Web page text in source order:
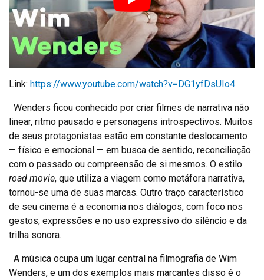
Link: https://www.youtube.com/watch?v=DG1yfDsUIo4
Wenders ficou conhecido por criar filmes de narrativa não
linear, ritmo pausado e personagens introspectivos. Muitos
de seus protagonistas estão em constante deslocamento
— físico e emocional — em busca de sentido, reconciliação
com o passado ou compreensão de si mesmos. O estilo
road movie, que utiliza a viagem como metáfora narrativa,
tornou-se uma de suas marcas. Outro traço característico
de seu cinema é a economia nos diálogos, com foco nos
gestos, expressões e no uso expressivo do silêncio e da
trilha sonora.
A música ocupa um lugar central na filmografia de Wim
Wenders, e um dos exemplos mais marcantes disso é o